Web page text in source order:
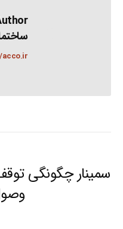
سمینار چگونگی